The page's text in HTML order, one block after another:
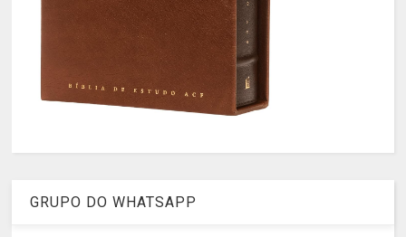
GRUPO DO WHATSAPP